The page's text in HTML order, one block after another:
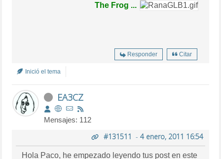
The Frog ...
Responder Citar
Inició el tema
EA3CZ
Mensajes: 112
#131511 - 4 enero, 2011 16:54
Hola Paco, he empezado leyendo tus post en este